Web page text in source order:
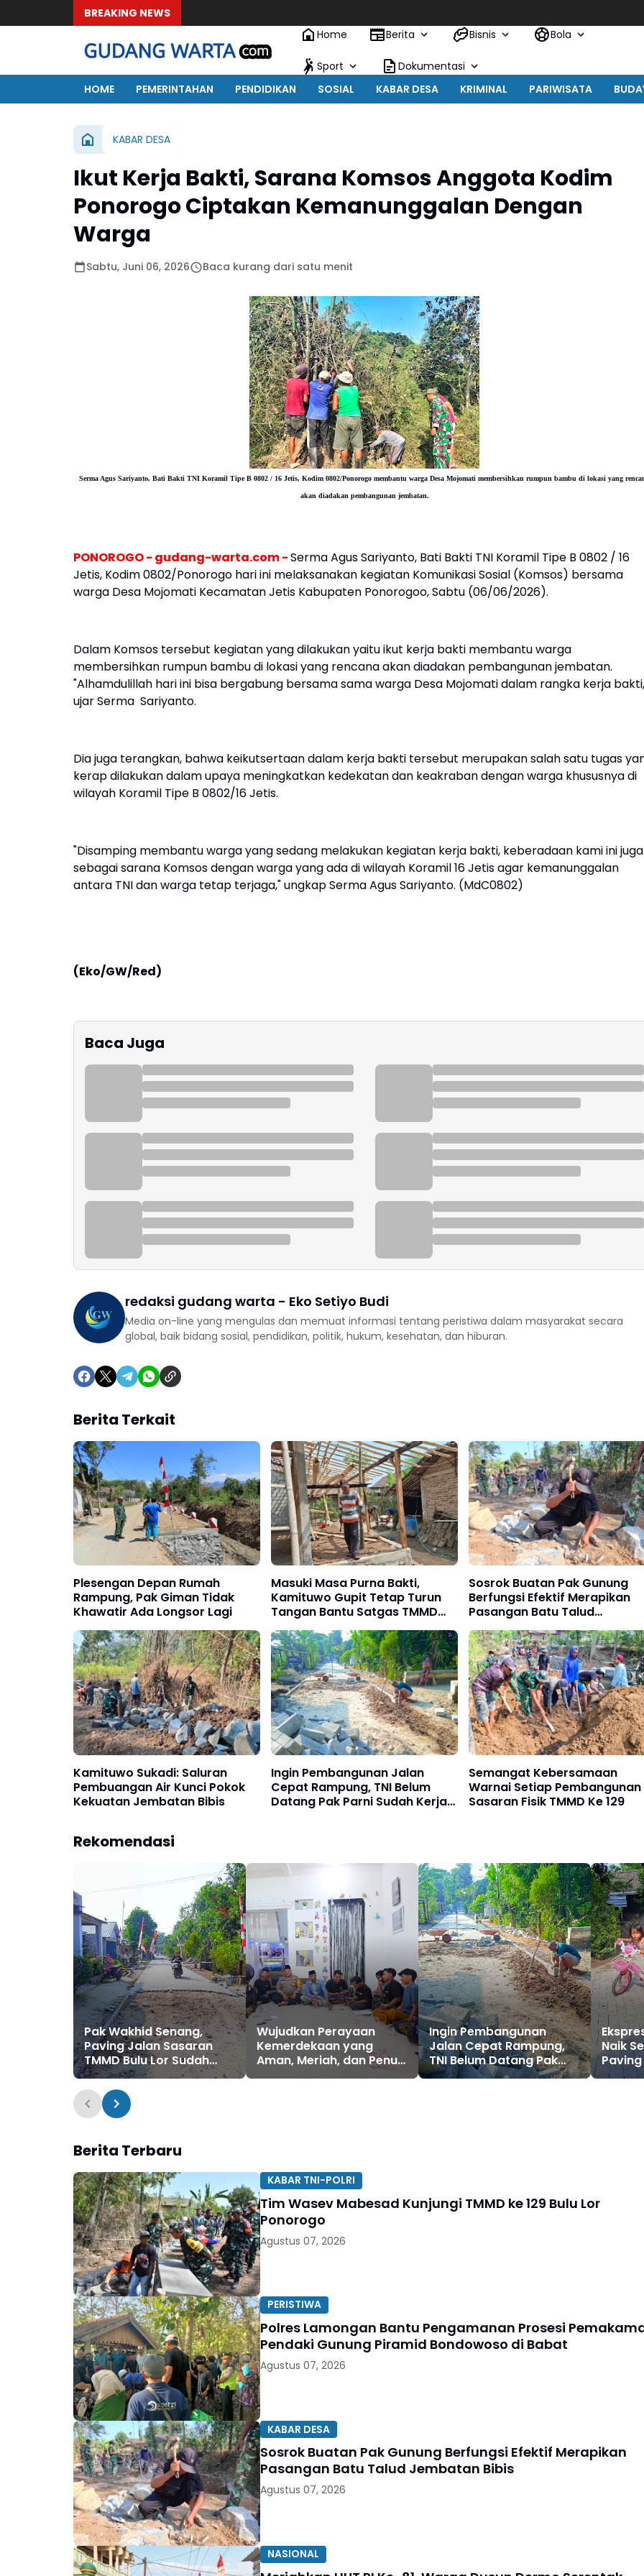
BREAKING NEWS
Home
Berita Bisnis Bola
Sport
Dokumentasi
HOME
PEMERINTAHAN PENDIDIKAN SOSIAL KABAR DESA KRIMINAL PARIWISATA
KABAR DESA
Ikut Kerja Bakti, Sarana Komsos Anggota Kodim
Ponorogo Ciptakan Kemanunggalan Dengan
Warga
Sabtu, Juni 06, 2026 Baca kurang dari satu menit
Serma Agus Sariyanto, Bati Bakti TNI Koramil Tipe B 0802 / 16 Jetis, Kodim 0802/Ponorogo membantu warga Desa Mojomati membersihkan rumpun bambu di lokasi yang
akan diadakan pembangunan jembatan.
PONOROGO - gudang-warta.com -Serma Agus Sariyanto, Bati Bakti TNI Koramil Tipe B 0802 / 16
Jetis, Kodim 0802/Ponorogo hari ini melaksanakan kegiatan Komunikasi Sosial (Komsos) bersama
warga Desa Mojomati Kecamatan Jetis Kabupaten Ponorogoo, Sabtu (06/06/2026).
Dalam Komsos tersebut kegiatan yang dilakukan yaitu ikut kerja bakti membantu warga
membersihkan rumpun bambu di lokasi yang rencana akan diadakan pembangunan jembatan.
"Alhamdulillah hari ini bisa bergabung bersama sama warga Desa Mojomati dalam rangka kerja
ujar Serma Sariyanto.
Dia juga terangkan, bahwa keikutsertaan dalam kerja bakti tersebut merupakan salah satu tugas
kerap dilakukan dalam upaya meningkatkan kedekatan dan keakraban dengan warga khususnya di
wilayah Koramil Tipe B 0802/16 Jetis.
"Disamping membantu warga yang sedang melakukan kegiatan kerja bakti, keberadaan kami ini juga
sebagai sarana Komsos dengan warga yang ada di wilayah Koramil 16 Jetis agar kemanunggalan
antara TNI dan warga tetap terjaga," ungkap Serma Agus Sariyanto. (MdC0802)
(Eko/GW/Red)
Baca Juga
redaksi gudang warta - Eko Setiyo Budi
Media on-line yang mengulas dan memuat informasi tentang peristiwa dalam masyarakat secara
global, baik bidang sosial, pendidikan, politik, hukum, kesehatan, dan hiburan.
Berita Terkait
Plesengan Depan Rumah
Rampung, Pak Giman Tidak
Khawatir Ada Longsor Lagi
Masuki Masa Purna Bakti,
Kamituwo Gupit Tetap Turun
Tangan Bantu Satgas TMMD
Rehab Rumah Warganya
Sosrok Buatan Pak Gunung
Berfungsi Efektif Merapikan
Pasangan Batu Talud
Jembatan Bibis
Kamituwo Sukadi: Saluran
Pembuangan Air Kunci Pokok
Kekuatan Jembatan Bibis
Ingin Pembangunan Jalan
Cepat Rampung, TNI Belum
Datang Pak Parni Sudah Kerja
Semangat Kebersamaan
Warnai Setiap Pembangunan
Sasaran Fisik TMMD Ke 129
Rekomendasi
Pak Wakhid Senang,
Paving Jalan Sasaran
TMMD Bulu Lor Sudah
Sampai Depan
Rumahnya
Wujudkan Perayaan
Kemerdekaan yang
Aman, Meriah, dan Penuh
Kebersamaan, Mas
Ingin Pembangunan
Jalan Cepat Rampung,
TNI Belum Datang Pak
Parni Sudah Kerja Duluan
Naik
TMMD
Berita Terbaru
KABAR TNI-POLRI
Tim Wasev Mabesad Kunjungi TMMD ke 129 Bulu Lor
Ponorogo
Agustus 07, 2026
PERISTIWA
Polres Lamongan Bantu Pengamanan Prosesi
Pendaki Gunung Piramid Bondowoso di Babat
Agustus 07, 2026
KABAR DESA
Sosrok Buatan Pak Gunung Berfungsi Efektif Merapikan
Pasangan Batu Talud Jembatan Bibis
Agustus 07, 2026
NASIONAL